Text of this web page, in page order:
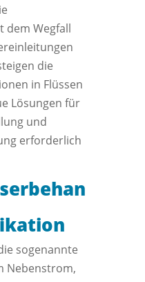
dem Wegfall
die
in Flüssen
Lösungen für
und
erforderlich
sogenannte
Nebenstrom,